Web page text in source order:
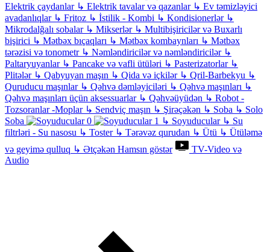
Elektrik çaydanlar ↳ Elektrik tavalar və qazanlar ↳ Ev təmizləyici
avadanlıqlar ↳ Fritoz ↳ İstilik - Kombi ↳ Kondisionerlər ↳
Mikrodalğalı sobalar ↳ Mikserlər ↳ Multibişiricilər və Buxarlı
bişirici ↳ Mətbəx bıçaqları ↳ Mətbəx kombaynları ↳ Mətbəx
tərəzisi və tonometr ↳ Nəmləndiricilər və nəmləndiricilər ↳
Paltaryuyanlar ↳ Pancake və vafli ütüləri ↳ Pasterizatorlar ↳
Plitələr ↳ Qabyuyan maşın ↳ Qida və içkilər ↳ Qril-Barbekyu ↳
Quruducu maşınlar ↳ Qəhvə dəmləyiciləri ↳ Qəhvə maşınları ↳
Qəhvə maşınları üçün aksessuarlar ↳ Qəhvəüyüdən ↳ Robot -
Tozsoranlar -Moplar ↳ Sendviç maşın ↳ Şirəçəkən ↳ Soba ↳ Solo
Soba
↳ Soyuducular ↳ Su
filtrləri - Su nasosu ↳ Toster ↳ Tərəvəz qurudan ↳ Ütü ↳ Ütüləmə
və geyimə qulluq ↳ Ətçəkən Hamsın göstər
TV-Video və
Audio